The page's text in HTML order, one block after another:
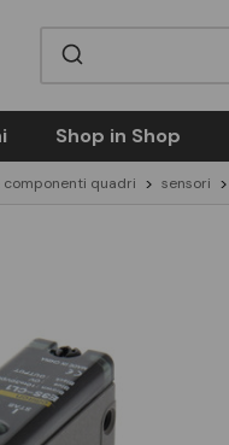
Shop in Shop
componenti quadri sensori